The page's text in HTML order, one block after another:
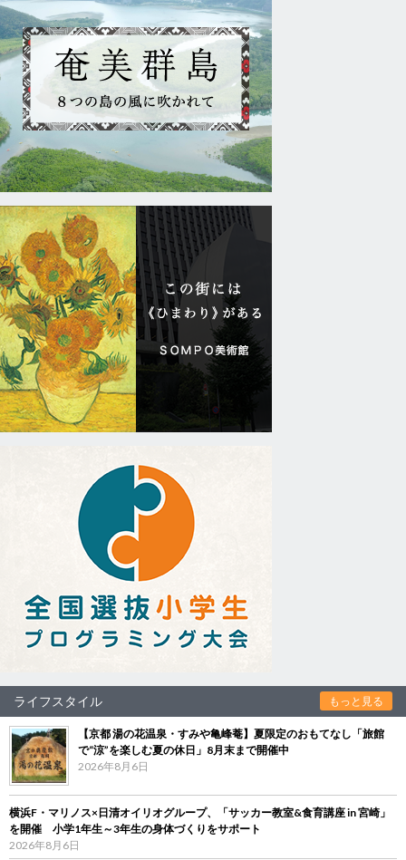
ライフスタイル もっと見る
【京都 湯の花温泉・すみや亀峰菴】夏限定のおもてなし「旅館
で“涼”を楽しむ夏の休日」8月末まで開催中
2026年8月6日
横浜F・マリノス×日清オイリオグループ、「サッカー教室&食育講座 in 宮崎」
を開催 小学1年生～3年生の身体づくりをサポート
2026年8月6日